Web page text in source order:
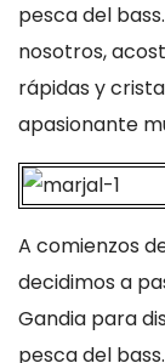
pesca del
nosotros,
rápidas y
apasionante
A comienzos
decidimos a
Gandia para
pesca del